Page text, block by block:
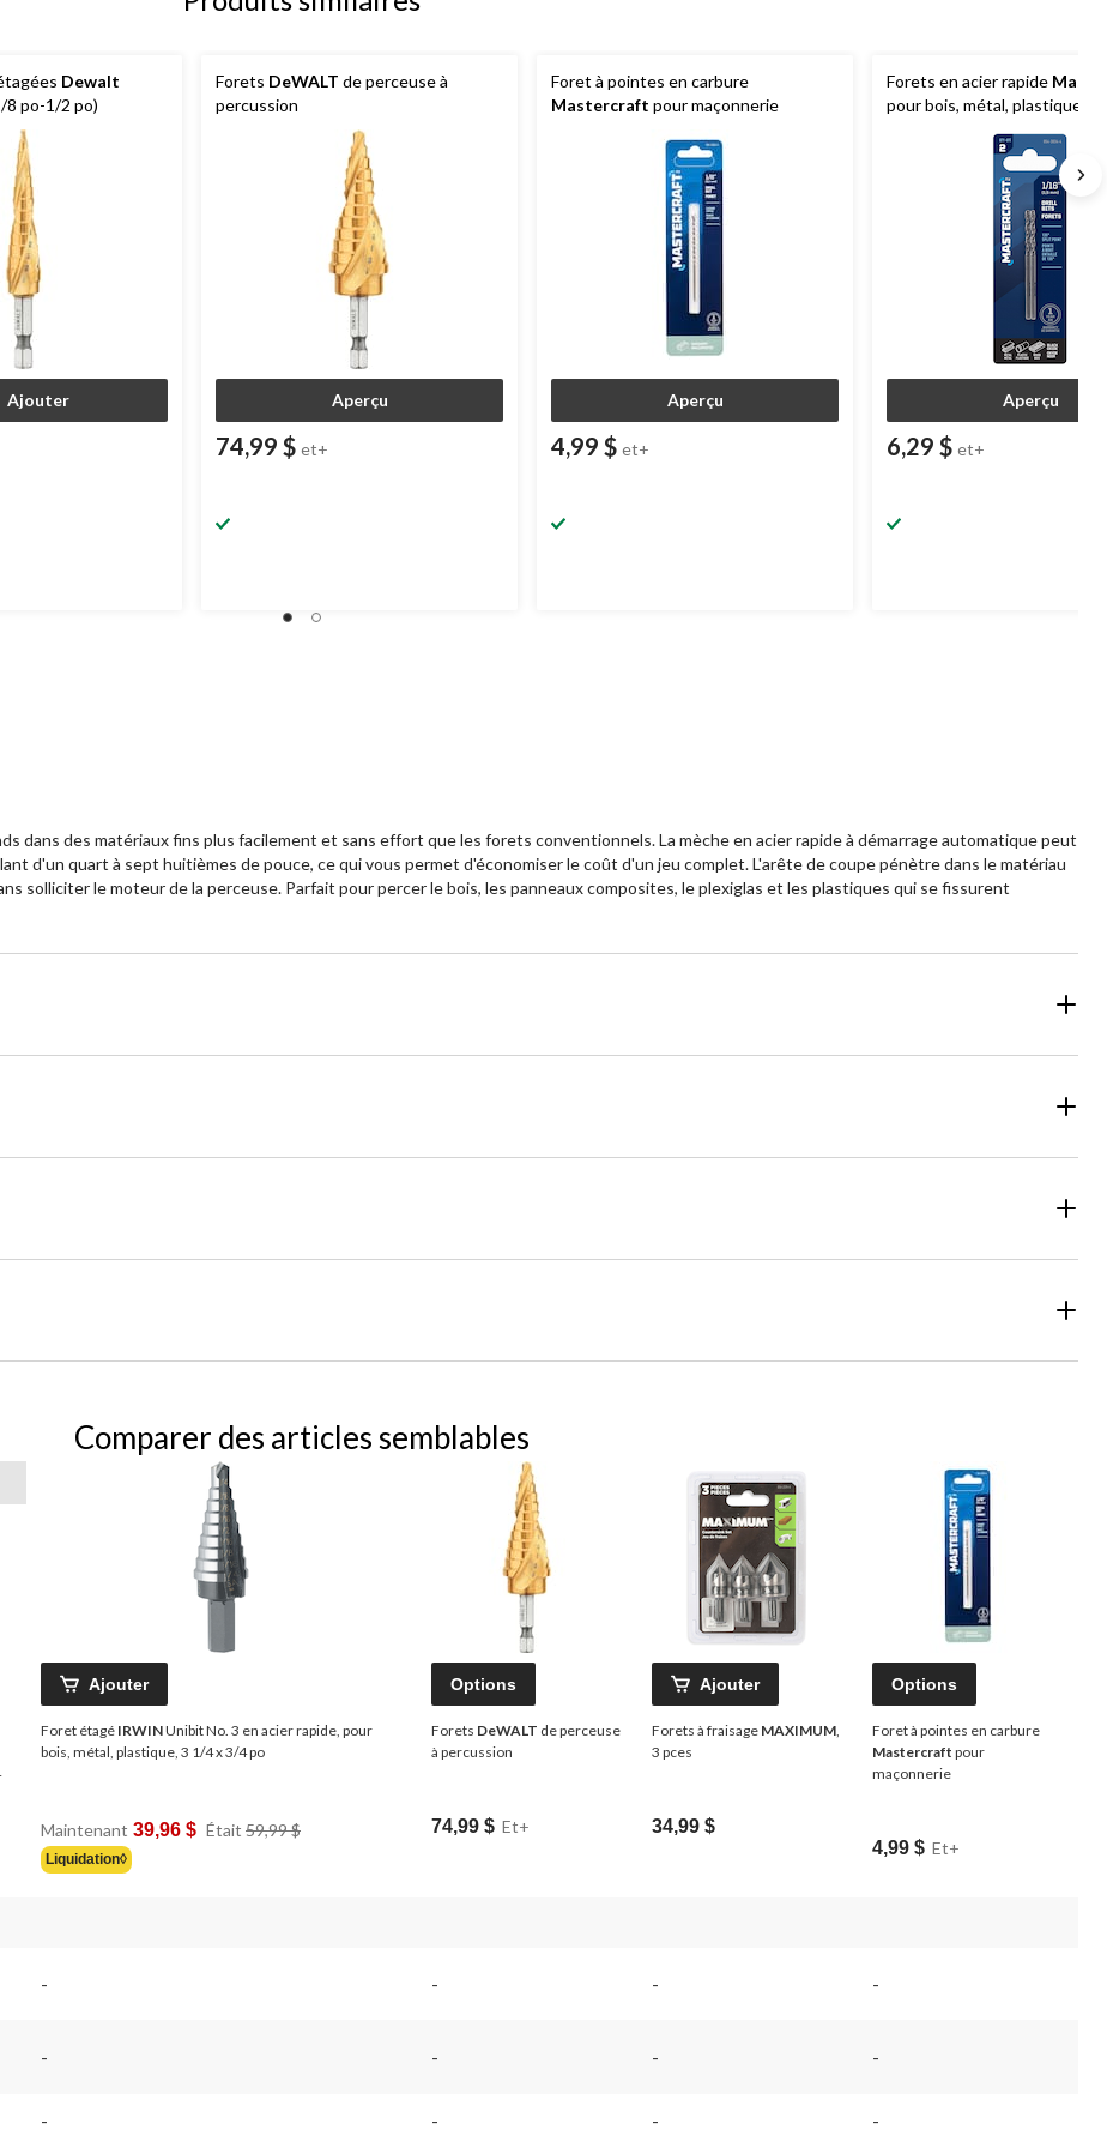
Dewalt
8 po-1/2 po)
Ajouter
Forets DeWALT de perceuse à
percussion
Aperçu
74,99 $ et+
Foret à pointes en carbure
Mastercraft pour maçonnerie
Aperçu
4,99 $ et+
Forets en acier rapide
pour bois, métal, plastique
Aperçu
6,29 $ et+
dans des matériaux fins plus facilement et sans effort que les forets conventionnels. La mèche en acier rapide à démarrage automatique peut
d'un quart à sept huitièmes de pouce, ce qui vous permet d'économiser le coût d'un jeu complet. L'arête de coupe pénètre dans le matériau
solliciter le moteur de la perceuse. Parfait pour percer le bois, les panneaux composites, le plexiglas et les plastiques qui se fissurent
Comparer des articles semblables
Ajouter
Foret étagé IRWINUnibit No. 3 en acier rapide, pour
bois, métal, plastique, 3 1/4 x 3/4 po
Maintenant 39,96 $ Était 59,99 $
Liquidation◊
Options
Forets DeWALT de perceuse
à percussion
74,99 $ Et+
Ajouter
Forets à fraisage MAXIMUM,
3 pces
34,99 $
Options
Foret à pointes en carbure
Mastercraft pour
maçonnerie
4,99 $ Et+
- - - -
- - - -
- - - -